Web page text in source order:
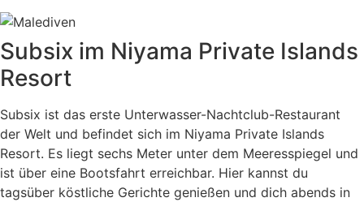
Subsix im Niyama Private Islands
Resort
Subsix ist das erste Unterwasser-Nachtclub-Restaurant
der Welt und befindet sich im Niyama Private Islands
Resort. Es liegt sechs Meter unter dem Meeresspiegel und
ist über eine Bootsfahrt erreichbar. Hier kannst du
tagsüber köstliche Gerichte genießen und dich abends in